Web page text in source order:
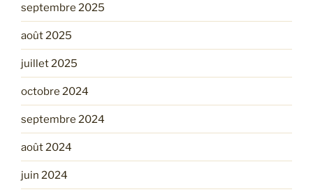
septembre 2025
août 2025
juillet 2025
octobre 2024
septembre 2024
août 2024
juin 2024